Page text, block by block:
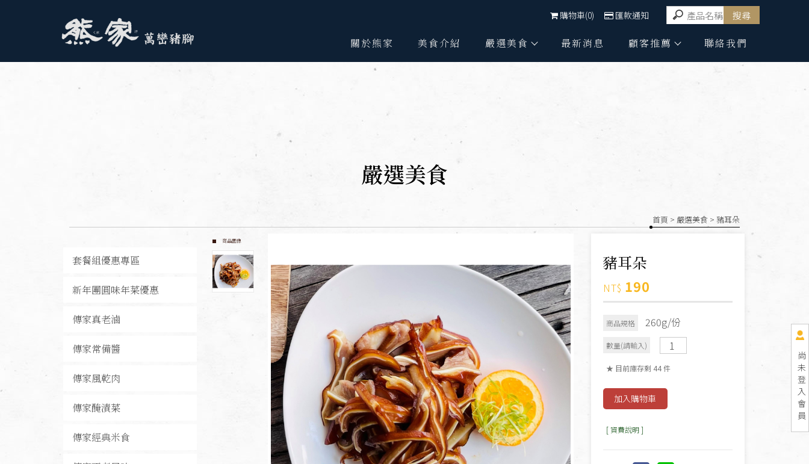
尚
未
登
入
會
員
關於熊家 美食介紹 嚴選美食 最新消息 顧客推薦 聯絡我們
購物車(0) 匯款通知
嚴選美食
首頁 > 嚴選美食> 豬耳朵
套餐組優惠專區
新年團圓味年菜優惠
傳家真老滷
傳家常備醬
傳家風乾肉
傳家醃漬菜
傳家經典米食
商品圖像
豬耳朵
NT$ 190
商品規格 260g/份
數量(請輸入)
★ 目前庫存剩 44 件
[ 資費說明 ]